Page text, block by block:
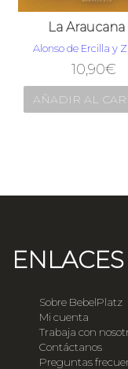
La Araucana
Alonso de Ercilla y
10,90€
AÑADIR AL
Sobre BebelPlatz
Mi cuenta
Trabaja con
Contáctanos
Preguntas